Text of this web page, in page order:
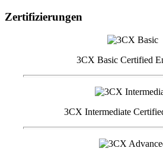
Zertifizierungen
3CX Basic Certified
3CX Intermediate